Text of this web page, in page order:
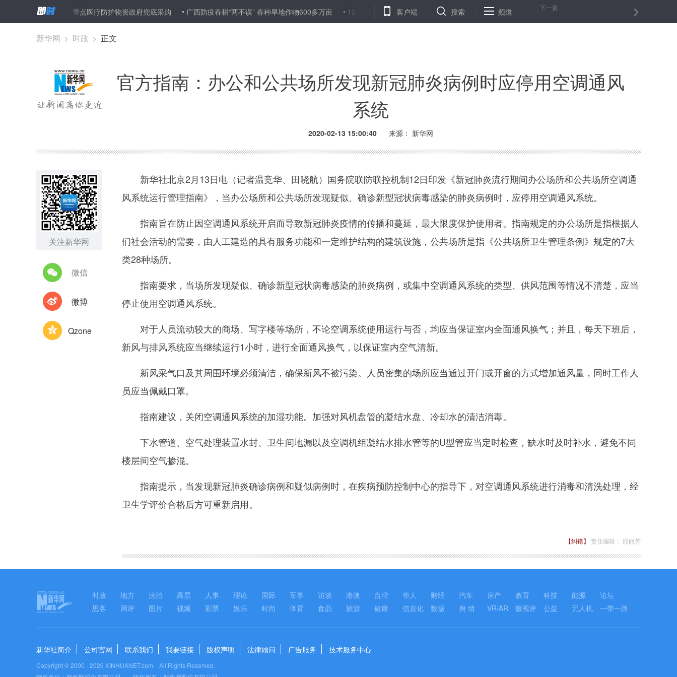
河南：重点医疗防护物资政府兜底采购 广西防疫春耕“两不误” 春种旱地作物600多万亩 12日新组建21支医疗队加强武汉重症患者救治 浙江将全省推行健康码方便疫情期间人员出行
客户端 搜索 频道 下一篇
新华网 > 时政 > 正文
官方指南：办公和公共场所发现新冠肺炎病例时应停用空调通风
系统
2020-02-13 15:00:40 来源： 新华网
关注新华网
微信
微博
Qzone
新华社北京2月13日电（记者温竞华、田晓航）国务院联防联控机制12日印发《新冠肺炎流行期间办公场所和公共场所空调通
风系统运行管理指南》，当办公场所和公共场所发现疑似、确诊新型冠状病毒感染的肺炎病例时，应停用空调通风系统。
指南旨在防止因空调通风系统开启而导致新冠肺炎疫情的传播和蔓延，最大限度保护使用者。指南规定的办公场所是指根据人
们社会活动的需要，由人工建造的具有服务功能和一定维护结构的建筑设施，公共场所是指《公共场所卫生管理条例》规定的7大
类28种场所。
指南要求，当场所发现疑似、确诊新型冠状病毒感染的肺炎病例，或集中空调通风系统的类型、供风范围等情况不清楚，应当
停止使用空调通风系统。
对于人员流动较大的商场、写字楼等场所，不论空调系统使用运行与否，均应当保证室内全面通风换气；并且，每天下班后，
新风与排风系统应当继续运行1小时，进行全面通风换气，以保证室内空气清新。
新风采气口及其周围环境必须清洁，确保新风不被污染。人员密集的场所应当通过开门或开窗的方式增加通风量，同时工作人
员应当佩戴口罩。
指南建议，关闭空调通风系统的加湿功能。加强对风机盘管的凝结水盘、冷却水的清洁消毒。
下水管道、空气处理装置水封、卫生间地漏以及空调机组凝结水排水管等的U型管应当定时检查，缺水时及时补水，避免不同
楼层间空气掺混。
指南提示，当发现新冠肺炎确诊病例和疑似病例时，在疾病预防控制中心的指导下，对空调通风系统进行消毒和清洗处理，经
卫生学评价合格后方可重新启用。
【纠错】 责任编辑： 邱丽芳
时政 地方 法治 高层 人事 理论 国际 军事 访谈 港澳 台湾 华人 财经 汽车 房产 教育 科技 能源
论坛
思客
网评 图片 视频 彩票 娱乐 时尚 体育 食品 旅游 健康 信息化 数据 舆 情 VR/AR 微视评 公益 无人机 一带一路
新华社简介 公司官网 联系我们 我要链接 版权声明 法律顾问 广告服务 技术服务中心
Copyright © 2000 -2026 XINHUANET.com All Rights Reserved.